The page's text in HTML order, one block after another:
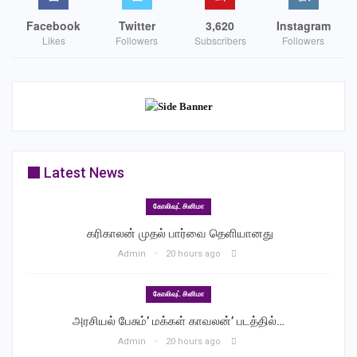
Facebook
Likes
Twitter
Followers
3,620
Subscribers
Instagram
Followers
Latest News
கோலிவுட் சினிமா
‎ கரிகாலன் முதல் பார்வை தெளியானது
Admin 20 hours ago
கோலிவுட் சினிமா
அரசியல் பேசும்’ மக்கள் காவலன்’ படத்தில்…
Admin 20 hours ago